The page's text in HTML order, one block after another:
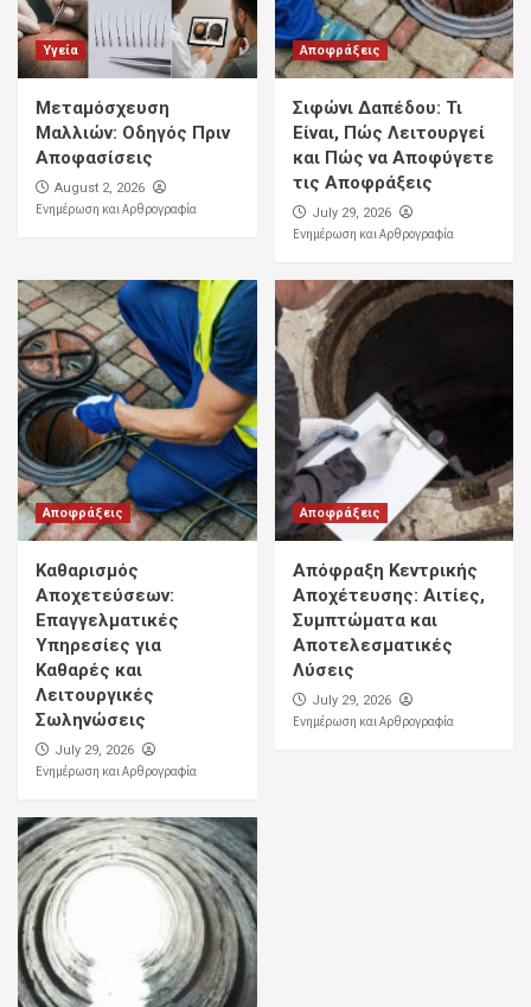
Υγεία
Μεταμόσχευση
Μαλλιών: Οδηγός Πριν
Αποφασίσεις
August 2, 2026
Ενημέρωση και Αρθρογραφία
Αποφράξεις
Σιφώνι Δαπέδου: Τι
Είναι, Πώς Λειτουργεί
και Πώς να Αποφύγετε
τις Αποφράξεις
July 29, 2026
Ενημέρωση και Αρθρογραφία
Αποφράξεις
Καθαρισμός
Αποχετεύσεων:
Επαγγελματικές
Υπηρεσίες για
Καθαρές και
Λειτουργικές
Σωληνώσεις
July 29, 2026
Ενημέρωση και Αρθρογραφία
Αποφράξεις
Απόφραξη Κεντρικής
Αποχέτευσης: Αιτίες,
Συμπτώματα και
Αποτελεσματικές
Λύσεις
July 29, 2026
Ενημέρωση και Αρθρογραφία